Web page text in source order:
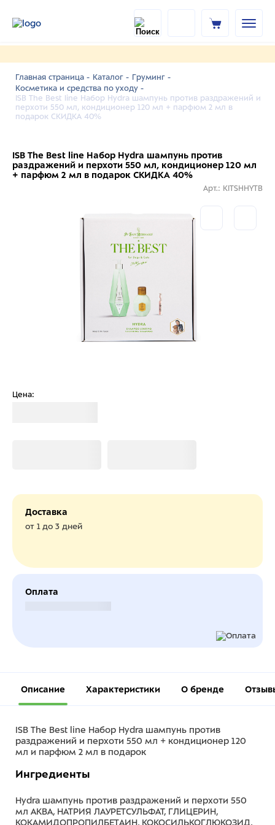
Главная страница - Каталог - Груминг -
Косметика и средства по уходу -
ISB The Best line Набор Hydra шампунь против раздражений и
перхоти 550 мл, кондиционер 120 мл + парфюм 2 мл в
подарок СКИДКА 40%
ISB The Best line Набор Hydra шампунь против
раздражений и перхоти 550 мл, кондиционер 120 мл
+ парфюм 2 мл в подарок СКИДКА 40%
Арт.: KITSHHYTB
Цена:
Доставка
от 1 до 3 дней
Оплата
Описание Характеристики О бренде
ISB The Best line Набор Hydra шампунь против
раздражений и перхоти 550 мл + кондиционер 120
мл и парфюм 2 мл в подарок
Ингредиенты
Hydra шампунь против раздражений и перхоти 550
мл АКВА, НАТРИЯ ЛАУРЕТСУЛЬФАТ, ГЛИЦЕРИН,
КОКАМИДОПРОПИЛБЕТАИН, КОКОСИЛЬКОГЛЮКОЗИД,